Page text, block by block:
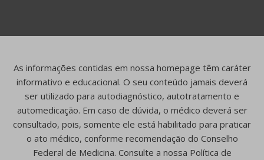
As informações contidas em nossa homepage têm caráter
informativo e educacional. O seu conteúdo jamais deverá
ser utilizado para autodiagnóstico, autotratamento e
automedicação. Em caso de dúvida, o médico deverá ser
consultado, pois, somente ele está habilitado para praticar
o ato médico, conforme recomendação do Conselho
Federal de Medicina. Consulte a nossa Política de